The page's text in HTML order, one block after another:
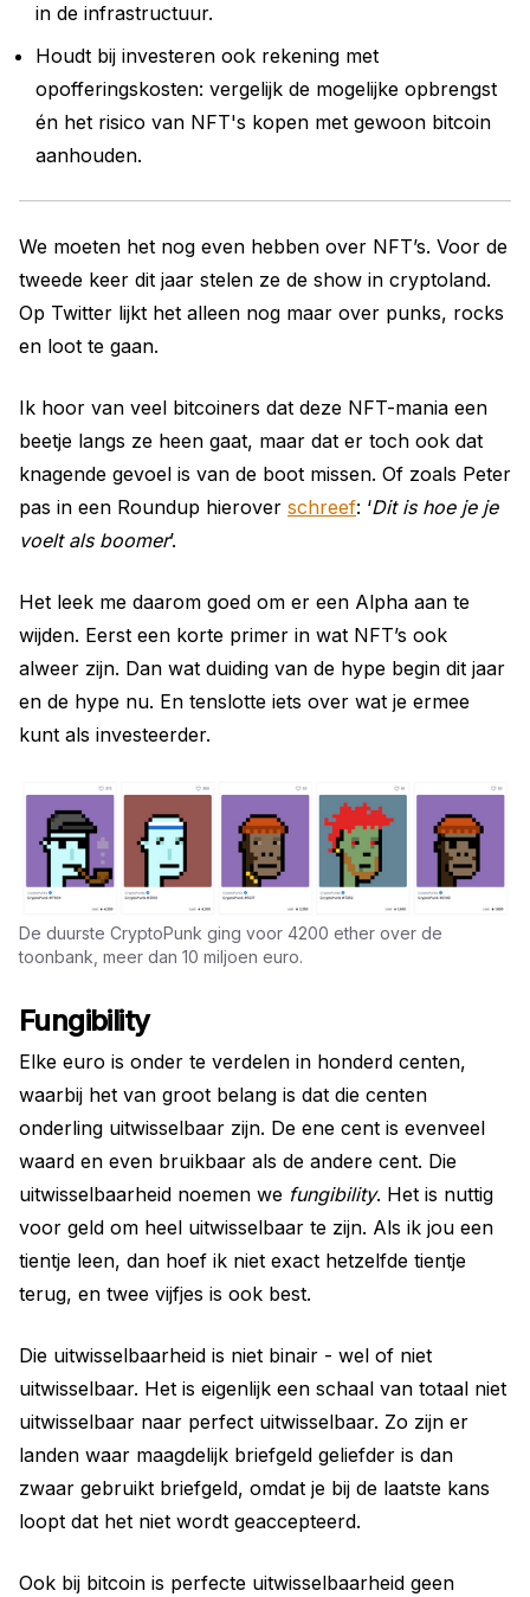
in de infrastructuur.
Houdt bij investeren ook rekening met
opofferingskosten: vergelijk de mogelijke opbrengst
én het risico van NFT's kopen met gewoon bitcoin
aanhouden.
We moeten het nog even hebben over NFT’s. Voor de
tweede keer dit jaar stelen ze de show in cryptoland.
Op Twitter lijkt het alleen nog maar over punks, rocks
en loot te gaan.
Ik hoor van veel bitcoiners dat deze NFT-mania een
beetje langs ze heen gaat, maar dat er toch ook dat
knagende gevoel is van de boot missen. Of zoals Peter
pas in een Roundup hierover schreef: ‘Dit is hoe je je
voelt als boomer’.
Het leek me daarom goed om er een Alpha aan te
wijden. Eerst een korte primer in wat NFT’s ook
alweer zijn. Dan wat duiding van de hype begin dit jaar
en de hype nu. En tenslotte iets over wat je ermee
kunt als investeerder.
De duurste CryptoPunk ging voor 4200 ether over de
toonbank, meer dan 10 miljoen euro.
Fungibility
Elke euro is onder te verdelen in honderd centen,
waarbij het van groot belang is dat die centen
onderling uitwisselbaar zijn. De ene cent is evenveel
waard en even bruikbaar als de andere cent. Die
uitwisselbaarheid noemen we fungibility. Het is nuttig
voor geld om heel uitwisselbaar te zijn. Als ik jou een
tientje leen, dan hoef ik niet exact hetzelfde tientje
terug, en twee vijfjes is ook best.
Die uitwisselbaarheid is niet binair - wel of niet
uitwisselbaar. Het is eigenlijk een schaal van totaal niet
uitwisselbaar naar perfect uitwisselbaar. Zo zijn er
landen waar maagdelijk briefgeld geliefder is dan
zwaar gebruikt briefgeld, omdat je bij de laatste kans
loopt dat het niet wordt geaccepteerd.
Ook bij bitcoin is perfecte uitwisselbaarheid geen